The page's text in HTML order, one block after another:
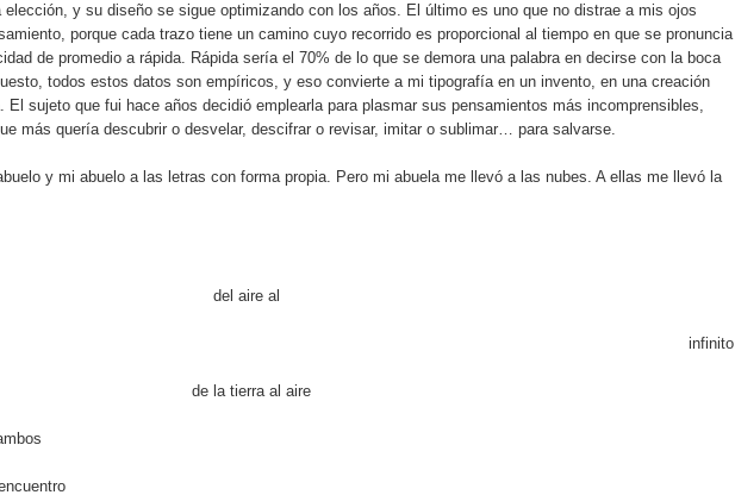
elección, y su diseño se sigue optimizando con los años. El último es uno que no distrae a mis ojos
porque cada trazo tiene un camino cuyo recorrido es proporcional al tiempo en que se pronuncia
de promedio a rápida. Rápida sería el 70% de lo que se demora una palabra en decirse con la boca
todos estos datos son empíricos, y eso convierte a mi tipografía en un invento, en una creación
El sujeto que fui hace años decidió emplearla para plasmar sus pensamientos más incomprensibles,
más quería descubrir o desvelar, descifrar o revisar, imitar o sublimar… para salvarse.
y mi abuelo a las letras con forma propia. Pero mi abuela me llevó a las nubes. A ellas me llevó la
del aire al
infinito
de la tierra al aire